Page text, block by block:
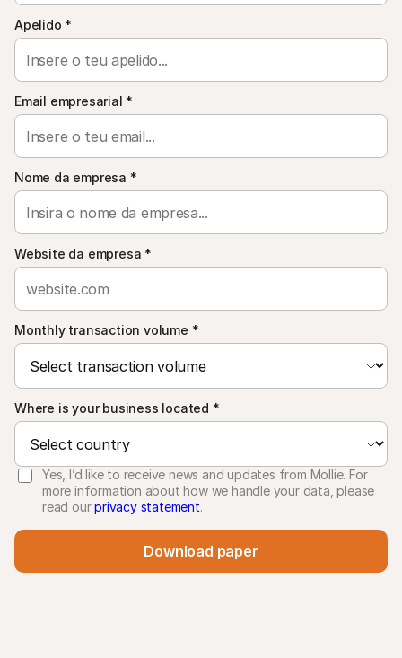
Para compradores
Saiba porque é que a Mollie está no seu extrato bancário
Para clientes Mollie
Contacte a nossa equipa de apoio ao cliente
Contactar o departamento de vendas
Apelido *
Email empresarial *
Nome da empresa *
Website da empresa *
Monthly transaction volume *
Where is your business located *
Yes, I’d like to receive news and updates from Mollie. For
more information about how we handle your data, please
read ourprivacy statement.
Download paper